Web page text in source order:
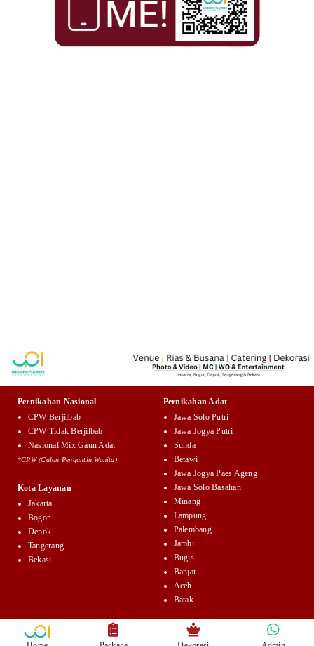
Pernikahan Nasional
CPW Berjilbab
CPW Tidak Berjilbab
Nasional Mix Gaun Adat
*CPW (Calon Pengantin Wanita)
Kota Layanan
Jakarta
Bogor
Depok
Tangerang
Bekasi
Pernikahan Adat
Jawa Solo Putri
Jawa Jogya Putri
Sunda
Betawi
Jawa Jogya Paes Ageng
Jawa Solo Basahan
Minang
Lampung
Palembang
Jambi
Bugis
Banjar
Aceh
Batak